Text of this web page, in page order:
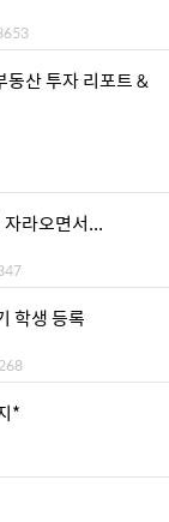
산 투자 리포트 &
라오면서...
학생 등록
*